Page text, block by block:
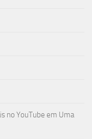
no YouTube em Uma